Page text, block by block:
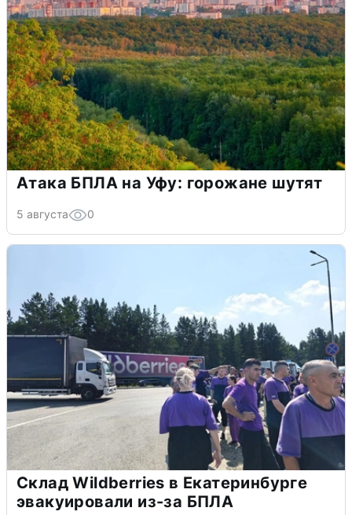
Атака БПЛА на Уфу: горожане шутят
5 августа 0
Склад Wildberries в Екатеринбурге
эвакуировали из-за БПЛА